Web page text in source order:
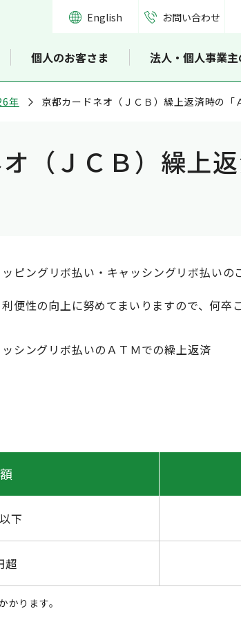
English お問い合わせ
個人のお客さま 法人・個人事業
年 京都カードネオ（ＪＣＢ）繰上返済時の「
（ＪＣＢ）繰上
ピングリボ払い・キャッシングリボ払い
便性の向上に努めてまいりますので、何卒
ングリボ払いのＡＴＭでの繰上返済
下
超
ります。